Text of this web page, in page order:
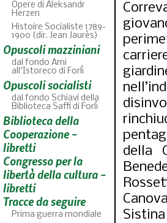
Opere di Aleksandr
Herzen
Histoire Socialiste 1789-
1900 (dir. Jean Jaurès)
Opuscoli mazziniani
dal fondo Ami
all'Istoreco di Forlì
Opuscoli socialisti
dal fondo Schiavi della
Biblioteca Saffi di Forlì
Biblioteca della
Cooperazione -
libretti
Congresso per la
libertà della cultura -
libretti
Tracce da seguire
Prima guerra mondiale
della